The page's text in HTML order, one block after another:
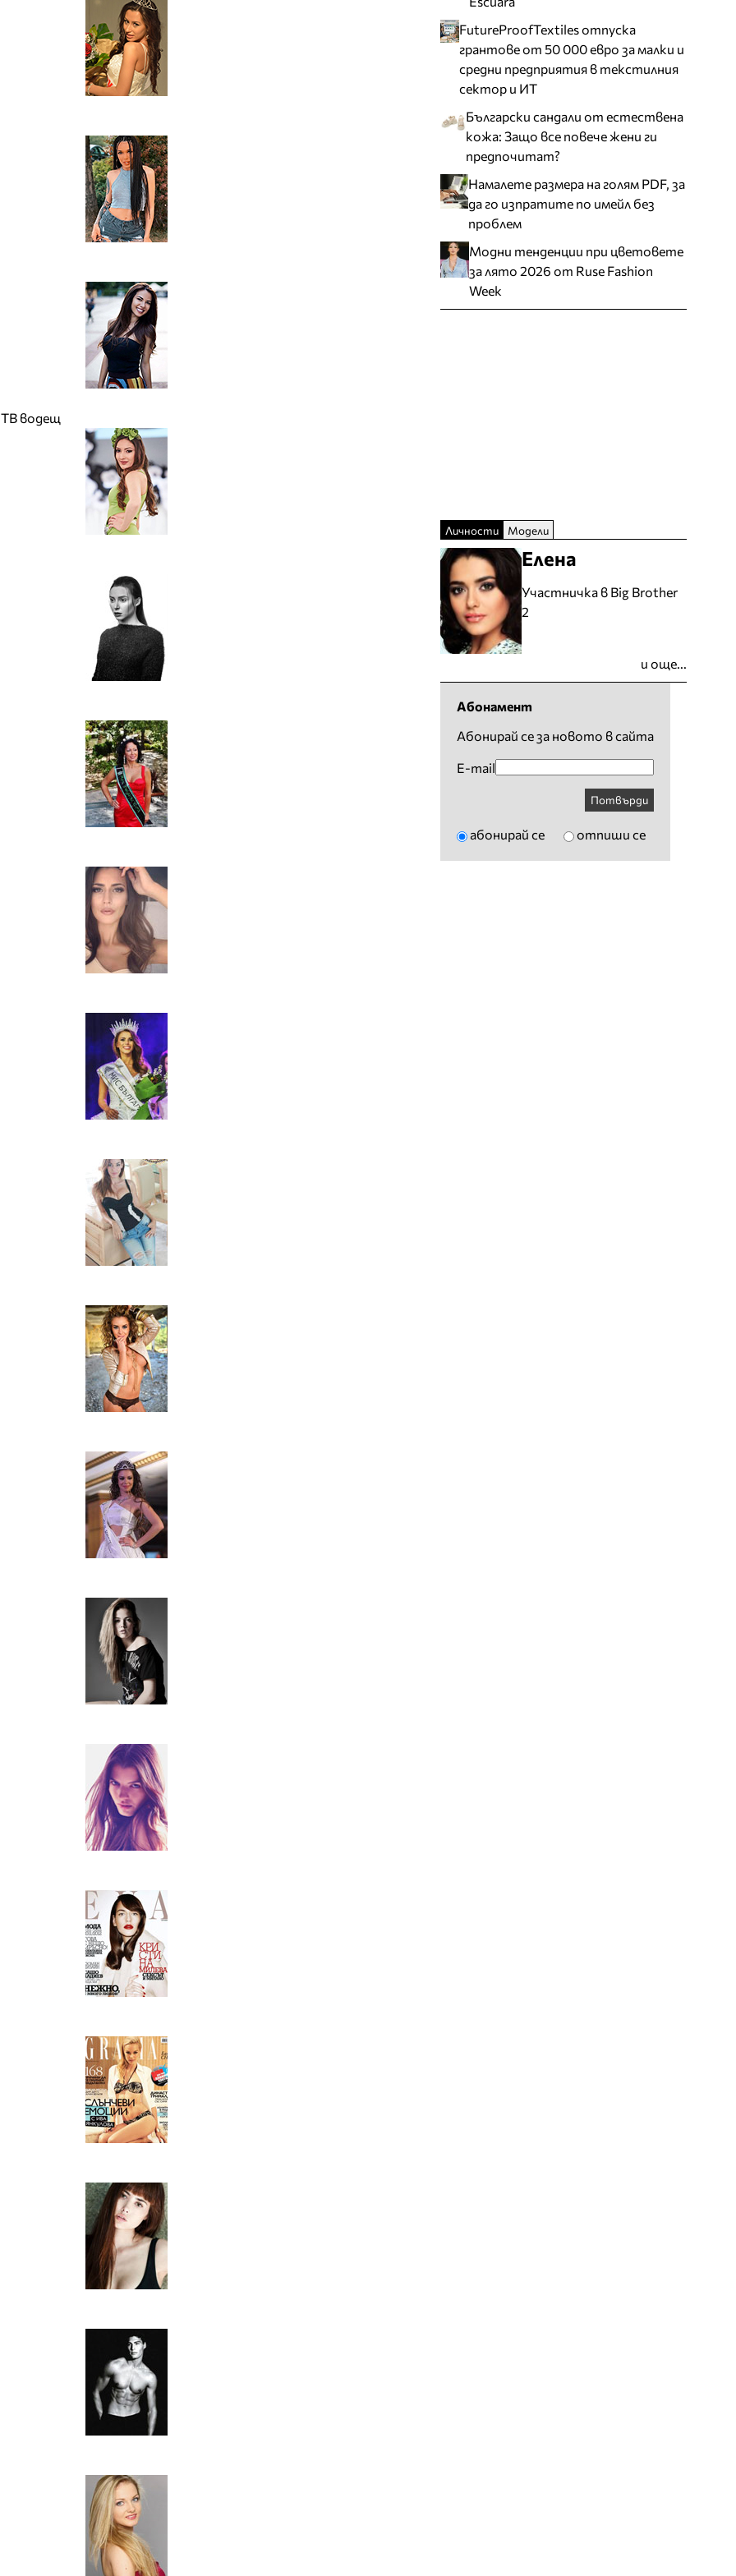
водещ
FutureProofTextiles отпуска
грантове от 50 000 евро за малки и
средни предприятия в текстилния
сектор и ИТ
Български сандали от естествена
кожа: Защо все повече жени ги
предпочитат?
Намалете размера на голям PDF, за
да го изпратите по имейл без
проблем
Модни тенденции при цветовете
за лято 2026 от Ruse Fashion
Week
Личности Модели
Елена
Участничка в Big Brother
2
и още...
Абонамент
Абонирай се за новото в сайта
E-mail
Потвърди
абонирай се отпиши се